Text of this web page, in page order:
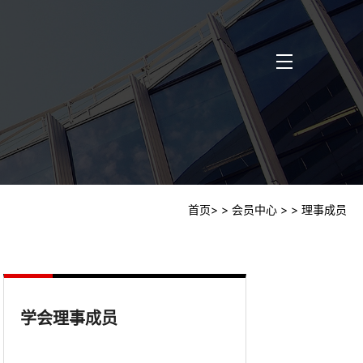
首页> > 会员中心 > > 理事成员
学会理事成员